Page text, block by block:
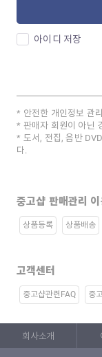
아이디 저장
안전한 개인정보 관
판매자 회원이 아닌
도서, 전집, 음반
다.
중고샵 판매관리 이
상품등록 상품배송
고객센터
중고샵관련FAQ 중
회사소개